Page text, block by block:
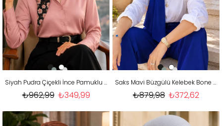
Siyah Pudra Çiçekli İnce Pamuklu Eşarp Bone
₺349,99
₺962,99
Saks Mavi Büzgülü Kelebek Bone Şal
₺372,62
₺879,98